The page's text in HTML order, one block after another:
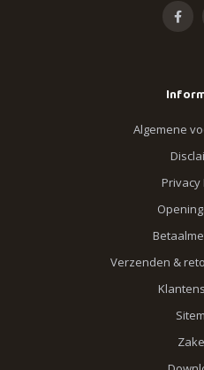
Algemene
Privacy
Verzenden &